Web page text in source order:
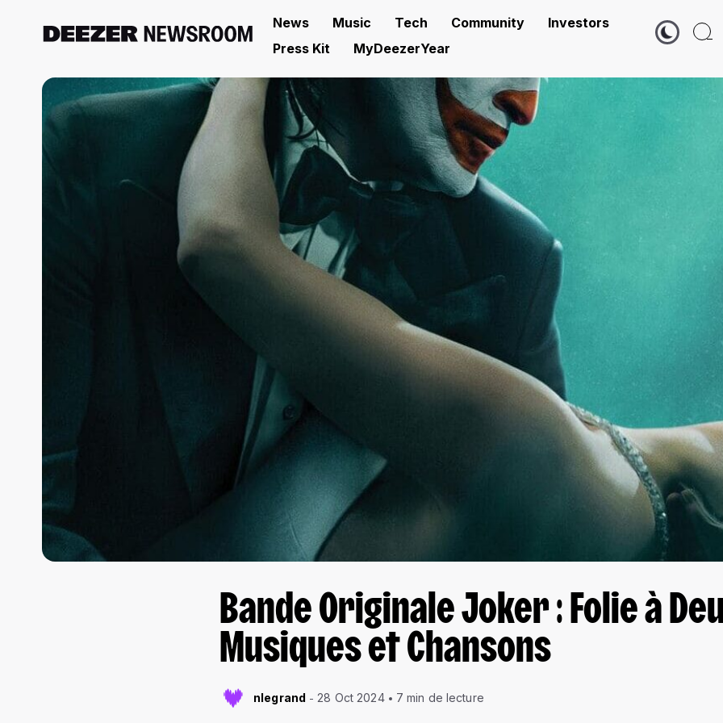
News Music Tech Community
Investors
Press Kit
MyDeezerYear
Bande Originale Joker : Folie à
Musiques et Chansons
nlegrand 28 Oct 2024 7 min de lecture